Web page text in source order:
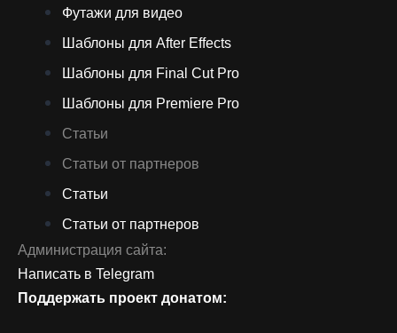
Футажи для видео
Шаблоны для After Effects
Шаблоны для Final Cut Pro
Шаблоны для Premiere Pro
Статьи
Статьи от партнеров
Статьи
Статьи от партнеров
Администрация сайта:
Написать в Telegram
Поддержать проект донатом: